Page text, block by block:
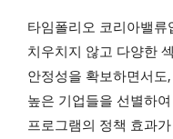
타임폴리오 코리아밸류
치우치지 않고 다양한
안정성을 확보하면서
높은 기업들을 선별하
프로그램의 정책 효과